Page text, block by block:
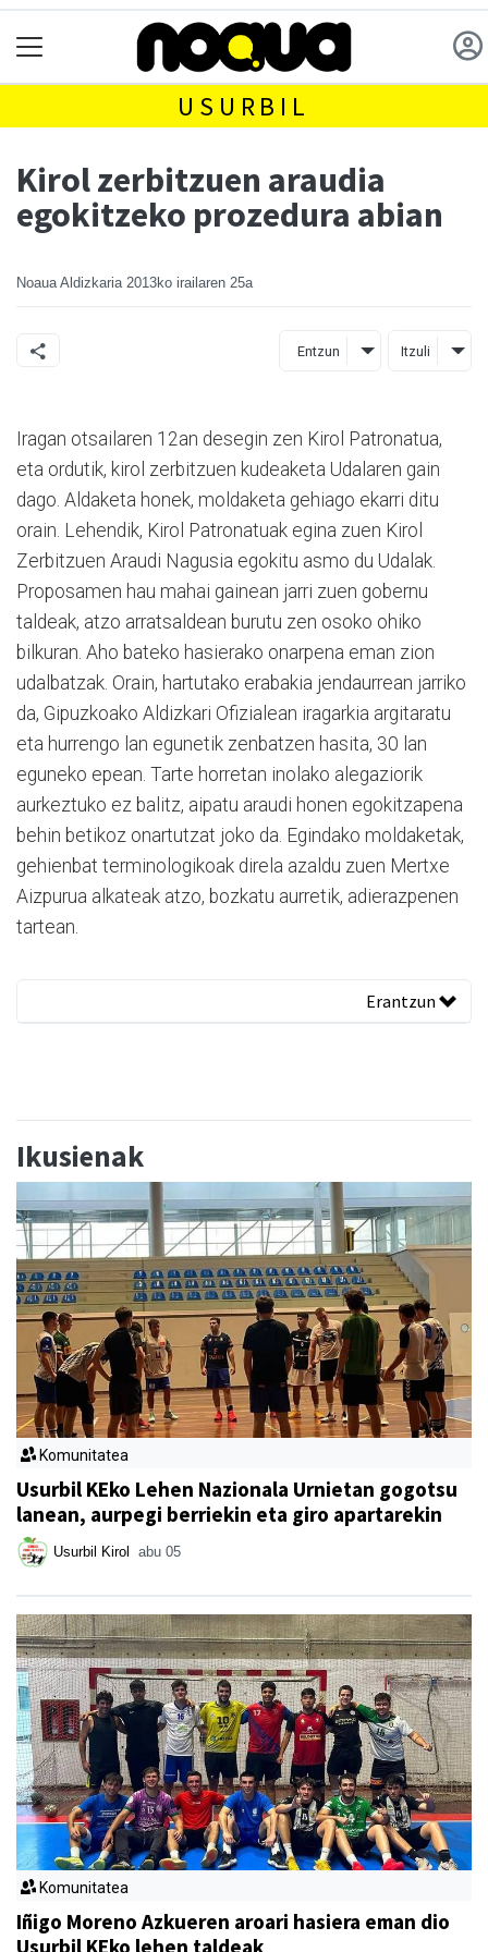
USURBIL
Kirol zerbitzuen araudia
egokitzeko prozedura abian
Noaua Aldizkaria 2013ko irailaren 25a
Entzun Itzuli
Iragan otsailaren 12an desegin zen Kirol Patronatua,
eta ordutik, kirol zerbitzuen kudeaketa Udalaren gain
dago. Aldaketa honek, moldaketa gehiago ekarri ditu
orain. Lehendik, Kirol Patronatuak egina zuen Kirol
Zerbitzuen Araudi Nagusia egokitu asmo du Udalak.
Proposamen hau mahai gainean jarri zuen gobernu
taldeak, atzo arratsaldean burutu zen osoko ohiko
bilkuran. Aho bateko hasierako onarpena eman zion
udalbatzak. Orain, hartutako erabakia jendaurrean jarriko
da, Gipuzkoako Aldizkari Ofizialean iragarkia argitaratu
eta hurrengo lan egunetik zenbatzen hasita, 30 lan
eguneko epean. Tarte horretan inolako alegaziorik
aurkeztuko ez balitz, aipatu araudi honen egokitzapena
behin betikoz onartutzat joko da. Egindako moldaketak,
gehienbat terminologikoak direla azaldu zuen Mertxe
Aizpurua alkateak atzo, bozkatu aurretik, adierazpenen
tartean.
Erantzun
Ikusienak
Komunitatea
Usurbil KEko Lehen Nazionala Urnietan gogotsu
lanean, aurpegi berriekin eta giro apartarekin
Usurbil Kirol abu 05
Komunitatea
Iñigo Moreno Azkueren aroari hasiera eman dio
Usurbil KEko lehen taldeak